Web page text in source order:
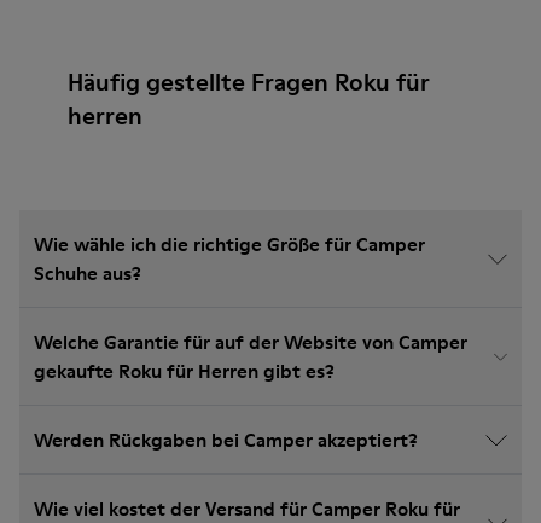
Häufig gestellte Fragen Roku für
herren
Wie wähle ich die richtige Größe für Camper
Schuhe aus?
Welche Garantie für auf der Website von Camper
gekaufte Roku für Herren gibt es?
Werden Rückgaben bei Camper akzeptiert?
Wie viel kostet der Versand für Camper Roku für